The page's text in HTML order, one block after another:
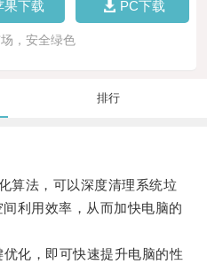
果下载 PC下载
，安全绿色
排行
法，可以深度清理系统垃
利用效率，从而加快电脑的
化，即可快速提升电脑的性